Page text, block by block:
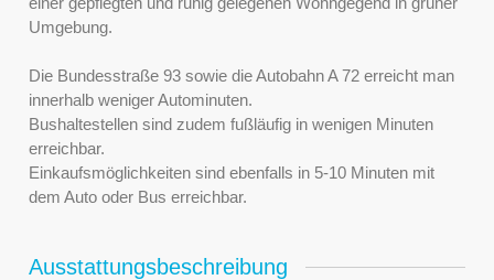
Umgebung.
Die Bundesstraße 93 sowie die Autobahn A 72 erreicht man
innerhalb weniger Autominuten.
Bushaltestellen sind zudem fußläufig in wenigen Minuten
erreichbar.
Einkaufsmöglichkeiten sind ebenfalls in 5-10 Minuten mit
dem Auto oder Bus erreichbar.
Ausstattungsbeschreibung